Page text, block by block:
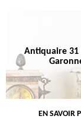
Antiquaire 31
EN SAVOIR